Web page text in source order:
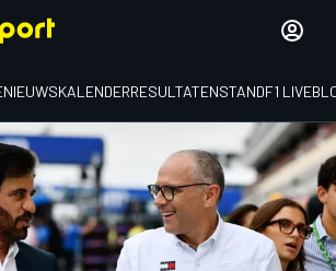
NIEUWSKALENDERRESULTATENSTANDF1